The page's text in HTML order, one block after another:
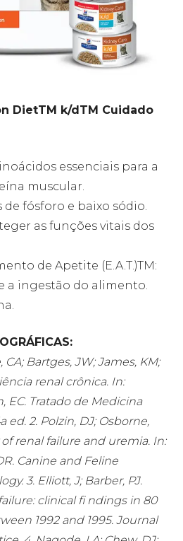
DietTM k/dTM Cuidado
essenciais para a
muscular.
de fósforo e baixo sódio.
as funções vitais dos
de Apetite (E.A.T.)TM:
a ingestão do alimento.
CA; Bartges, JW; James, KM;
renal crônica. In:
EC. Tratado de Medicina
ed. 2. Polzin, DJ; Osborne,
renal failure and uremia. In:
Canine and Feline
3. Elliott, J; Barber, PJ.
clinical fi ndings in 80
1992 and 1995. Journal